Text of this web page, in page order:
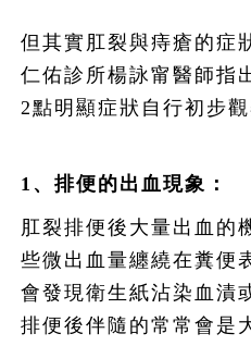
但其實肛裂與痔瘡的症
仁佑診所楊詠甯醫師指
2點明顯症狀自行初步觀
1 、排便的出血現象：
肛裂排便後大量出血的
些微出血量纏繞在糞便
會發現衛生紙沾染血漬
排便後伴隨的常常會是